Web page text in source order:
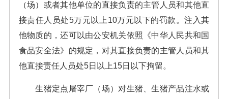
（场）或者其他单位的直接负责的主管人员和其他直
接责任人员处5万元以上10万元以下的罚款。注入其
他物质的，还可以由公安机关依照《中华人民共和国
食品安全法》的规定，对其直接负责的主管人员和其
他直接责任人员处5日以上15日以下拘留。
生猪定点屠宰厂（场）对生猪、生猪产品注水或